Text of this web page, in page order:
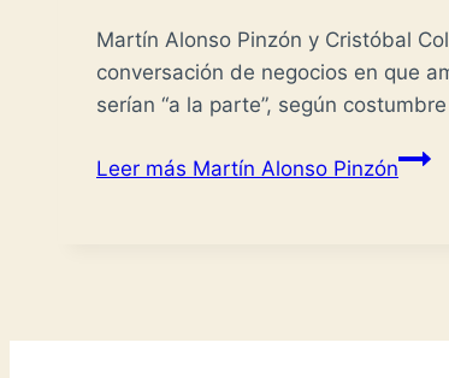
Martín Alonso Pinzón y Cristóbal
conversación de negocios en que
serían “a la parte”, según
Leer más Martín Alonso Pinzón